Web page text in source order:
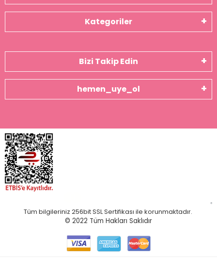
Kategoriler
Bizi Takip Edin
hemen_uye_ol
Tüm bilgileriniz 256bit SSL Sertifikası ile korunmaktadır.
© 2022 Tüm Hakları Saklıdır